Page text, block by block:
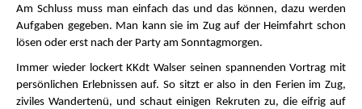
Am Schluss muss man einfach das und das können, dazu werden
Aufgaben gegeben. Man kann sie im Zug auf der Heimfahrt schon
lösen oder erst nach der Party am Sonntagmorgen.
Immer wieder lockert KKdt Walser seinen spannenden Vortrag mit
persönlichen Erlebnissen auf. So sitzt er also in den Ferien im Zug,
ziviles Wandertenü, und schaut einigen Rekruten zu, die eifrig auf